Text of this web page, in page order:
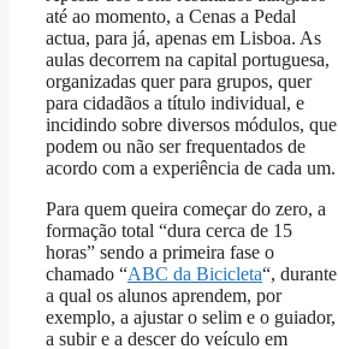
até ao momento, a Cenas a Pedal
actua, para já, apenas em Lisboa. As
aulas decorrem na capital portuguesa,
organizadas quer para grupos, quer
para cidadãos a título individual, e
incidindo sobre diversos módulos, que
podem ou não ser frequentados de
acordo com a experiência de cada um.
Para quem queira começar do zero, a
formação total “dura cerca de 15
horas” sendo a primeira fase o
chamado “ABC da Bicicleta“, durante
a qual os alunos aprendem, por
exemplo, a ajustar o selim e o guiador,
a subir e a descer do veículo em